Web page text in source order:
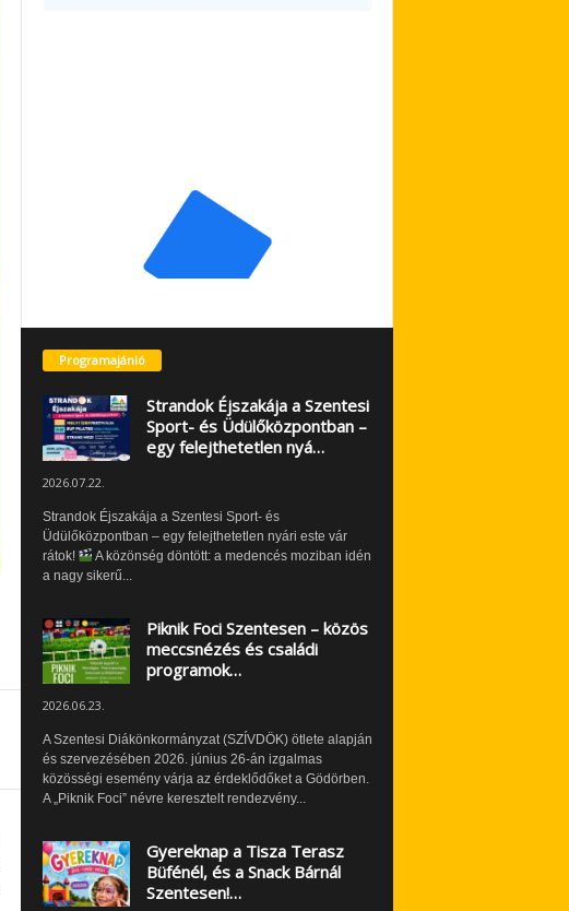
Programajánló
Strandok Éjszakája a Szentesi
Sport- és Üdülőközpontban –
egy felejthetetlen nyá…
2026.07.22.
Strandok Éjszakája a Szentesi Sport- és
Üdülőközpontban – egy felejthetetlen nyári este vár
rátok!
A közönség döntött: a medencés moziban idén
a nagy sikerű...
Piknik Foci Szentesen – közös
meccsnézés és családi
programok…
2026.06.23.
A Szentesi Diákönkormányzat (SZÍVDÖK) ötlete alapján
és szervezésében 2026. június 26-án izgalmas
közösségi esemény várja az érdeklődőket a Gödörben.
A „Piknik Foci” névre keresztelt rendezvény...
Gyereknap a Tisza Terasz
Büfénél, és a Snack Bárnál
Szentesen!…